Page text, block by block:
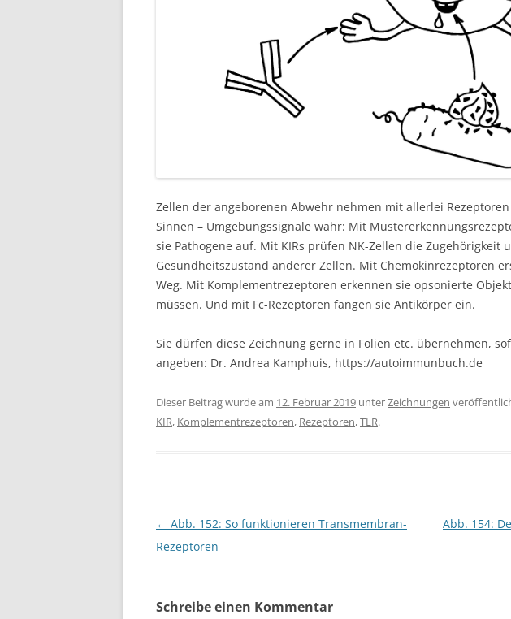
Zellen der angeborenen Abwehr nehmen mit allerlei
Sinnen – Umgebungssignale wahr: Mit
sie Pathogene auf. Mit KIRs prüfen NK-Zellen die Zugehörigkeit
Gesundheitszustand anderer Zellen. Mit Chemokinrezeptoren
Weg. Mit Komplementrezeptoren erkennen sie opsonierte
müssen. Und mit Fc-Rezeptoren fangen sie Antikörper ein.
Sie dürfen diese Zeichnung gerne in Folien etc. übernehmen,
angeben: Dr. Andrea Kamphuis, https://autoimmunbuch.de
Dieser Beitrag wurde am 12. Februar 2019 unterZeichnungen
KIR, Komplementrezeptoren, Rezeptoren,TLR.
Beitragsnavigation
← Abb. 152: So funktionieren Transmembran-
Rezeptoren
Abb. 154:
Schreibe einen Kommentar